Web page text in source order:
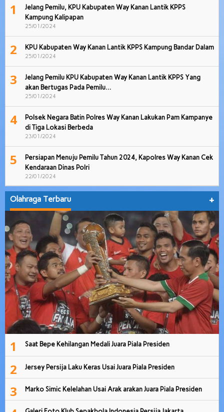
1
Jelang Pemilu, KPU Kabupaten Way Kanan Lantik KPPS
Kampung Kalipapan
25/01/2024
2 KPU Kabupaten Way Kanan Lantik KPPS Kampung Bandar Dalam
25/01/2024
3
Jelang Pemilu KPU Kabupaten Way Kanan Lantik KPPS Yang
akan Bertugas Pada Pemilu…
25/01/2024
4
Polsek Negara Batin Polres Way Kanan Lakukan Pam Kampanye
di Tiga Lokasi Berbeda
23/01/2024
5
Persiapan Menuju Pemilu Tahun 2024, Kapolres Way Kanan Cek
Kendaraan Dinas Polri
22/01/2024
Olahraga Terbaru +
1 Saat Bepe Kehilangan Medali Juara Piala Presiden
2 Jersey Persija Laku Keras Usai Juara Piala Presiden
3 Marko Simic Kelelahan Usai Arak arakan Juara Piala Presiden